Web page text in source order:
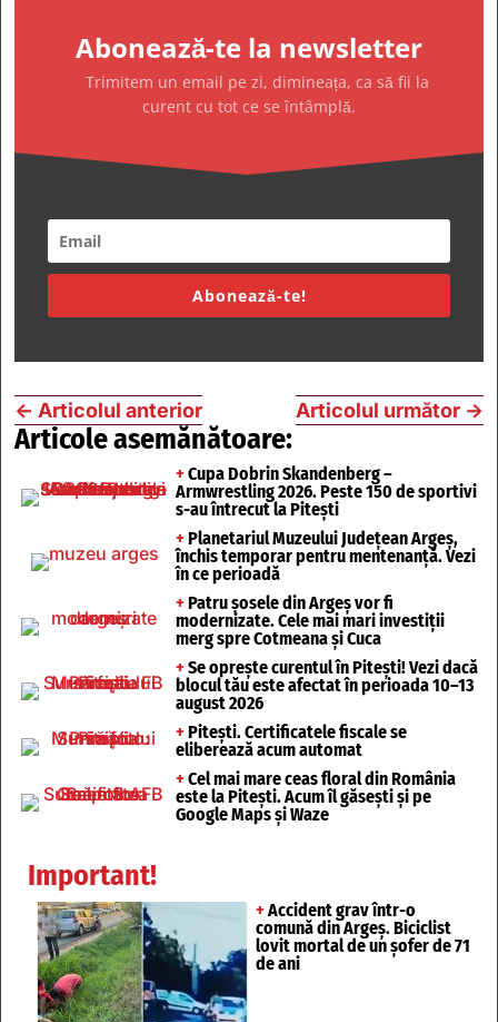
Abonează-te la newsletter
Trimitem un email pe zi, dimineața, ca să fii la
curent cu tot ce se întâmplă.
Abonează-te!
← Articolul anterior Articolul următor →
Articole asemănătoare:
+ Cupa Dobrin Skandenberg –
Armwrestling 2026. Peste 150 de sportivi
s-au întrecut la Pitești
+ Planetariul Muzeului Județean Argeș,
închis temporar pentru mentenanță. Vezi
în ce perioadă
+ Patru șosele din Argeș vor fi
modernizate. Cele mai mari investiții
merg spre Cotmeana și Cuca
+ Se oprește curentul în Pitești! Vezi dacă
blocul tău este afectat în perioada 10–13
august 2026
+ Pitești. Certificatele fiscale se
eliberează acum automat
+ Cel mai mare ceas floral din România
este la Pitești. Acum îl găsești și pe
Google Maps și Waze
Important!
+ Accident grav într-o
comună din Argeș. Biciclist
lovit mortal de un șofer de 71
de ani